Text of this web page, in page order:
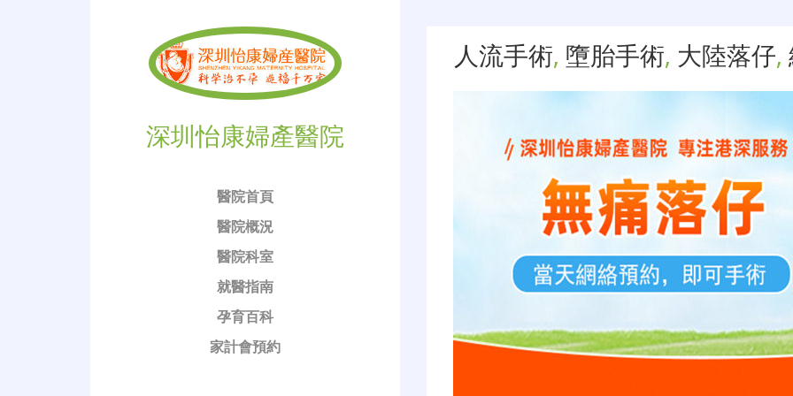
深圳怡康婦產醫院
醫院首頁
醫院概況
醫院科室
就醫指南
孕育百科
家計會預約
人流手術, 墮胎手術, 大陸落仔,